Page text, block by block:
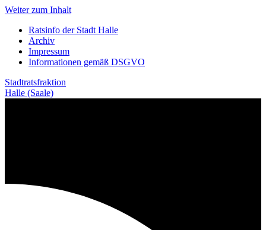
Weiter zum Inhalt
Ratsinfo der Stadt Halle
Archiv
Impressum
Informationen gemäß DSGVO
Stadtratsfraktion
Halle (Saale)